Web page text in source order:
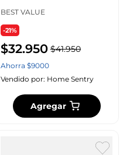
Nylon F1
BEST VALUE
-21%
$32.950 $41.950
Ahorra $9000
Vendido por: Home Sentry
Agregar